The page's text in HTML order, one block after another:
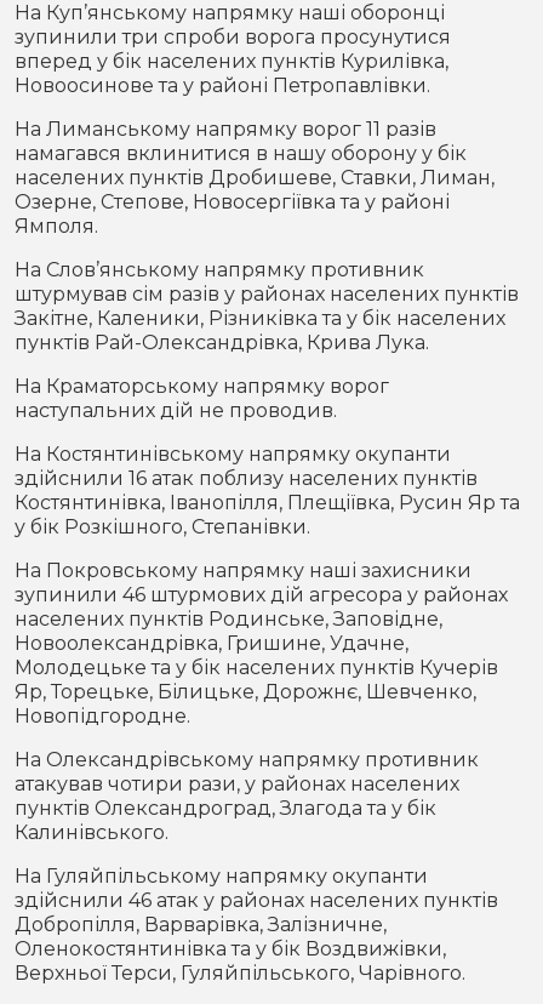
На Куп’янському напрямку наші оборонці
зупинили три спроби ворога просунутися
вперед у бік населених пунктів Курилівка,
Новоосинове та у районі Петропавлівки.
На Лиманському напрямку ворог 11 разів
намагався вклинитися в нашу оборону у бік
населених пунктів Дробишеве, Ставки, Лиман,
Озерне, Степове, Новосергіївка та у районі
Ямполя.
На Слов’янському напрямку противник
штурмував сім разів у районах населених пунктів
Закітне, Каленики, Різниківка та у бік населених
пунктів Рай-Олександрівка, Крива Лука.
На Краматорському напрямку ворог
наступальних дій не проводив.
На Костянтинівському напрямку окупанти
здійснили 16 атак поблизу населених пунктів
Костянтинівка, Іванопілля, Плещіївка, Русин Яр та
у бік Розкішного, Степанівки.
На Покровському напрямку наші захисники
зупинили 46 штурмових дій агресора у районах
населених пунктів Родинське, Заповідне,
Новоолександрівка, Гришине, Удачне,
Молодецьке та у бік населених пунктів Кучерів
Яр, Торецьке, Білицьке, Дорожнє, Шевченко,
Новопідгородне.
На Олександрівському напрямку противник
атакував чотири рази, у районах населених
пунктів Олександроград, Злагода та у бік
Калинівського.
На Гуляйпільському напрямку окупанти
здійснили 46 атак у районах населених пунктів
Добропілля, Варварівка, Залізничне,
Оленокостянтинівка та у бік Воздвижівки,
Верхньої Терси, Гуляйпільського, Чарівного.